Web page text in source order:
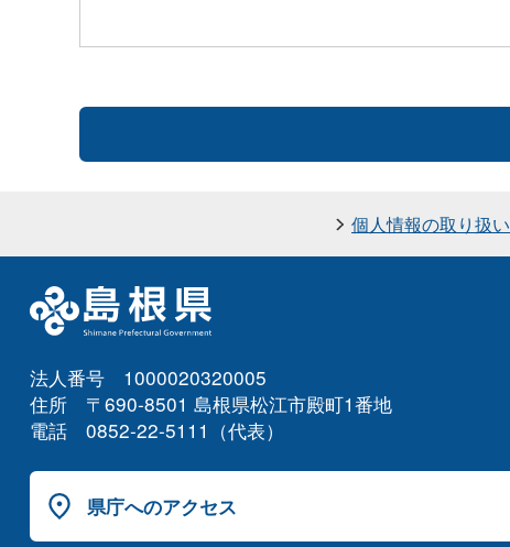
個人情報の取り扱い
法人番号 1000020320005
住所 〒690-8501 島根県松江市殿町1番地
電話 0852-22-5111（代表）
県庁へのアクセス